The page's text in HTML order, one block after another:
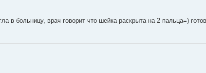
в больницу, врач говорит что шейка раскрыта на 2 пальца=)